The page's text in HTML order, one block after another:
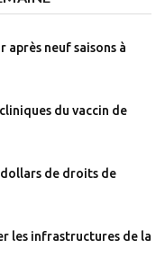
neuf saisons à
du vaccin de
de droits de
les infrastructures de la